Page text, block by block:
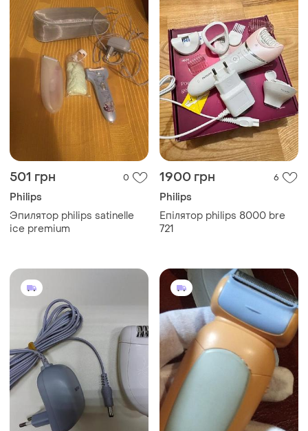
501 грн 0
Philips
Эпилятор philips satinelle
ice premium
1900 грн 6
Philips
Епілятор philips 8000 bre
721